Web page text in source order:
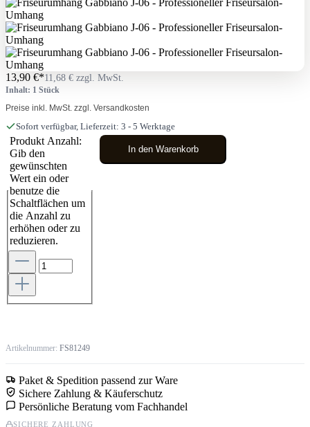
13,90 €*11,68 € zzgl. MwSt.
Inhalt: 1 Stück
Preise inkl. MwSt. zzgl. Versandkosten
Sofort verfügbar, Lieferzeit: 3 - 5 Werktage
Produkt Anzahl:
Gib den
gewünschten
Wert ein oder
benutze die
Schaltflächen um
die Anzahl zu
erhöhen oder zu
reduzieren.
In den Warenkorb
Artikelnummer: FS81249
Paket & Spedition passend zur Ware
Sichere Zahlung & Käuferschutz
Persönliche Beratung vom Fachhandel
SICHERE ZAHLUNG